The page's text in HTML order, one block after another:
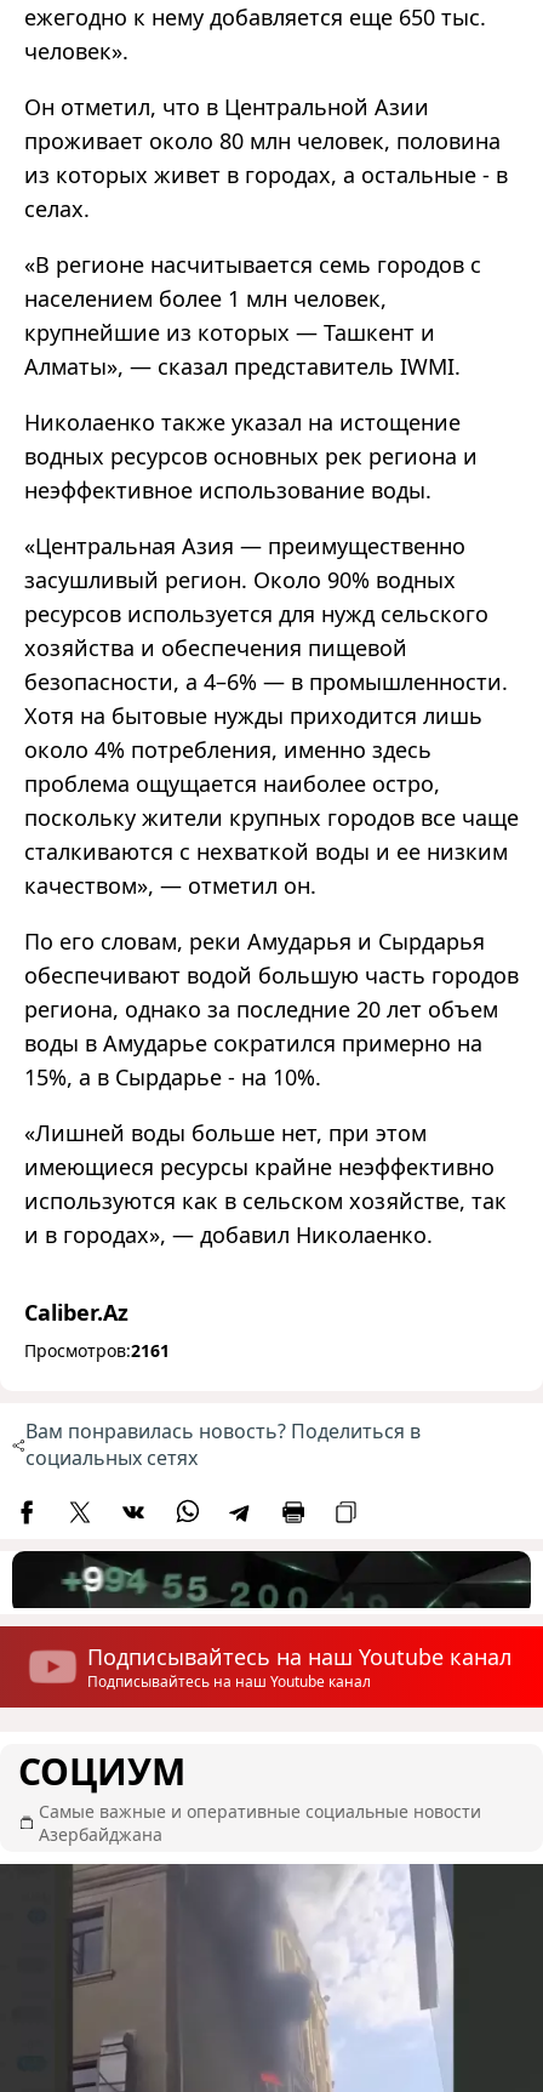
ежегодно к нему добавляется еще 650 тыс.
человек».
Он отметил, что в Центральной Азии
проживает около 80 млн человек, половина
из которых живет в городах, а остальные - в
селах.
«В регионе насчитывается семь городов с
населением более 1 млн человек,
крупнейшие из которых — Ташкент и
Алматы», — сказал представитель IWMI.
Николаенко также указал на истощение
водных ресурсов основных рек региона и
неэффективное использование воды.
«Центральная Азия — преимущественно
засушливый регион. Около 90% водных
ресурсов используется для нужд сельского
хозяйства и обеспечения пищевой
безопасности, а 4–6% — в промышленности.
Хотя на бытовые нужды приходится лишь
около 4% потребления, именно здесь
проблема ощущается наиболее остро,
поскольку жители крупных городов все чаще
сталкиваются с нехваткой воды и ее низким
качеством», — отметил он.
По его словам, реки Амударья и Сырдарья
обеспечивают водой большую часть городов
региона, однако за последние 20 лет объем
воды в Амударье сократился примерно на
15%, а в Сырдарье - на 10%.
«Лишней воды больше нет, при этом
имеющиеся ресурсы крайне неэффективно
используются как в сельском хозяйстве, так
и в городах», — добавил Николаенко.
Caliber.Az
Просмотров:2161
Вам понравилась новость? Поделиться в
социальных сетях
Подписывайтесь на наш Youtube канал
Подписывайтесь на наш Youtube канал
СОЦИУМ
Самые важные и оперативные социальные новости
Азербайджана